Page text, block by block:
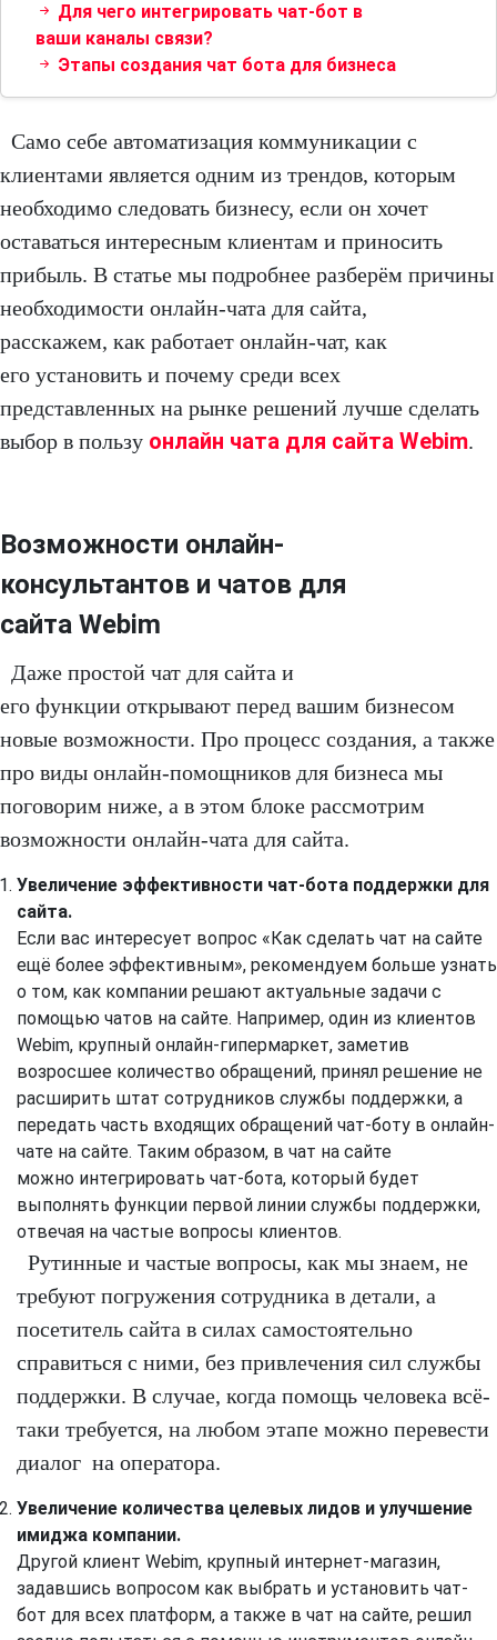
Для чего интегрировать чат-бот в
ваши каналы связи?
Этапы создания чат бота для бизнеса
Само себе автоматизация коммуникации с
клиентами является одним из трендов, которым
необходимо следовать бизнесу, если он хочет
оставаться интересным клиентам и приносить
прибыль. В статье мы подробнее разберём причины
необходимости онлайн-чата для сайта,
расскажем, как работает онлайн-чат, как
его установить и почему среди всех
представленных на рынке решений лучше сделать
выбор в пользу онлайн чата для сайта Webim.
Возможности онлайн-
консультантов и чатов для
сайта Webim
Даже простой чат для сайта и
его функции открывают перед вашим бизнесом
новые возможности. Про процесс создания, а также
про виды онлайн-помощников для бизнеса мы
поговорим ниже, а в этом блоке рассмотрим
возможности онлайн-чата для сайта.
Увеличение эффективности чат-бота поддержки для
сайта.
Если вас интересует вопрос «Как сделать чат на сайте
ещё более эффективным», рекомендуем больше узнать
о том, как компании решают актуальные задачи с
помощью чатов на сайте. Например, один из клиентов
Webim, крупный онлайн-гипермаркет, заметив
возросшее количество обращений, принял решение не
расширить штат сотрудников службы поддержки, а
передать часть входящих обращений чат-боту в онлайн-
чате на сайте. Таким образом, в чат на сайте
можно интегрировать чат-бота, который будет
выполнять функции первой линии службы поддержки,
отвечая на частые вопросы клиентов.
Рутинные и частые вопросы, как мы знаем, не
требуют погружения сотрудника в детали, а
посетитель сайта в силах самостоятельно
справиться с ними, без привлечения сил службы
поддержки. В случае, когда помощь человека всё-
таки требуется, на любом этапе можно перевести
диалог на оператора.
Увеличение количества целевых лидов и улучшение
имиджа компании.
Другой клиент Webim, крупный интернет-магазин,
задавшись вопросом как выбрать и установить чат-
бот для всех платформ, а также в чат на сайте, решил